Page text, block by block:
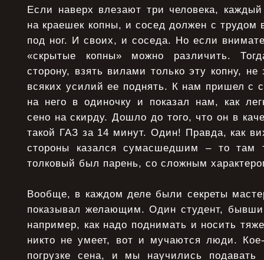
Если наверх влезают три человека, каждый
на краешек копны, и сосед должен с трудом
под ног. И своих, и соседа. Но если
«скрытые копны» можно различить.
сторону, взять вилами только эту копну,
всяких усилий ее поднять. К нам пришел с
на него в одиночку и показал нам, как
сено на скирду. Дошло до того, что он в
такой ГАЗ за 14 минут. Один! Правда, как
стороны казался сумасшедшим – то там
толковый был парень, со сложным
Вообще, в каждом деле были секреты
показывал желающим. Один студент,
например, как надо поднимать и носить
никто не умеет, вот и мучаются люди.
погрузке сена, и мы научились подавать